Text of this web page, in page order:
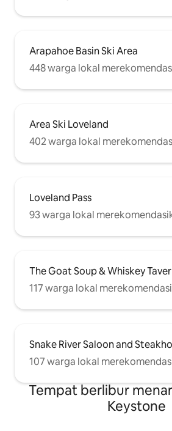
Arapahoe Basin Ski Area
448 warga lokal
Area Ski Loveland
402 warga lokal
Loveland Pass
93 warga lokal
The Goat Soup & Whiskey
117 warga lokal
Snake River Saloon and
107 warga lokal
Tempat berlibur
Keystone